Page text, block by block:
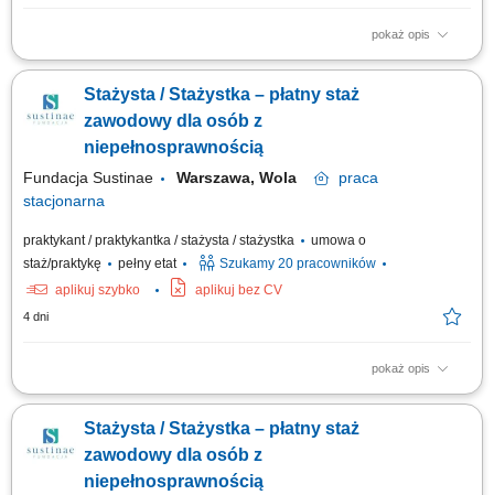
pokaż opis
Czym będziesz się zajmować? Twoje wsparcie będzie kluczowe dla
Dbałość o dane: Aktualizacja i weryfikacja bazy danych dostawców.
Dokumentacja: Archiwizacja umów zakupowych oraz dbanie o porządek
w dokumentacji....
Stażysta / Stażystka – płatny staż
zawodowy dla osób z
niepełnosprawnością
Fundacja Sustinae Warszawa, Wola
praca
stacjonarna
praktykant / praktykantka / stażysta / stażystka
umowa o
staż/praktykę
pełny etat
Szukamy 20 pracowników
aplikuj szybko
aplikuj bez CV
4 dni
pokaż opis
Projekt „RozPracuj się ! Kompleksowy program aktywizacji zawodowej
Państwowego Funduszu Rehabilitacji Osób Niepełnosprawnych. Celem
uczestnictwa w programie jest zwiększenie szansy na rynku pracy i
Stażysta / Stażystka – płatny staż
zawodowy dla osób z
niepełnosprawnością